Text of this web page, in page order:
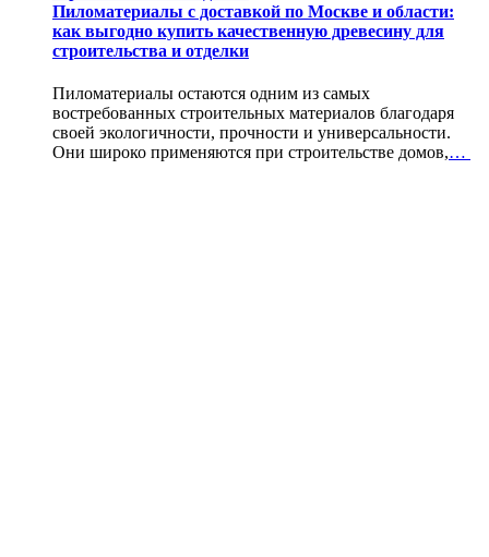
Пиломатериалы с доставкой по Москве и области:
как выгодно купить качественную древесину для
строительства и отделки
Пиломатериалы остаются одним из самых
востребованных строительных материалов благодаря
своей экологичности, прочности и универсальности.
Они широко применяются при строительстве домов,…